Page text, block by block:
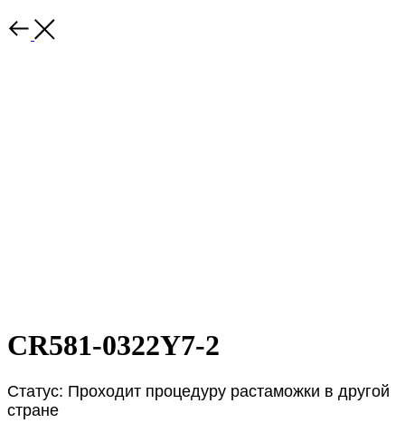
CR581-0322Y7-2
Статус: Проходит процедуру растаможки в другой
стране